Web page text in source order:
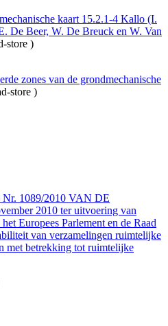
kaart 15.2.1-4 Kallo (I.
De Beer, W. De Breuck en W. Van
store )
zones van de grondmechanische
store )
1089/2010 VAN DE
2010 ter uitvoering van
Europees Parlement en de Raad
van verzamelingen ruimtelijke
met betrekking tot ruimtelijke